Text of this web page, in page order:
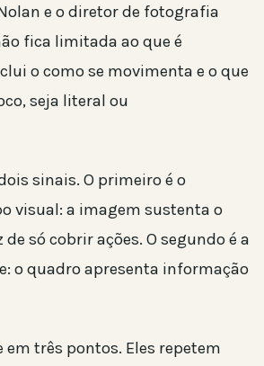
e o diretor de fotografia
fica limitada ao que é
o como se movimenta e o que
seja literal ou
sinais. O primeiro é o
visual: a imagem sustenta o
só cobrir ações. O segundo é a
o quadro apresenta informação
três pontos. Eles repetem